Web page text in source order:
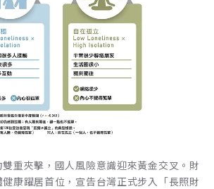
重夾擊，國人風險意識迎來黃金交叉。財
康躍居首位，宣告台灣正式步入「長照財